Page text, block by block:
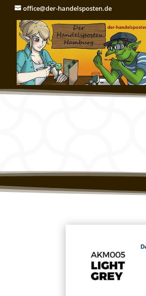
office@der-handelsposten.de